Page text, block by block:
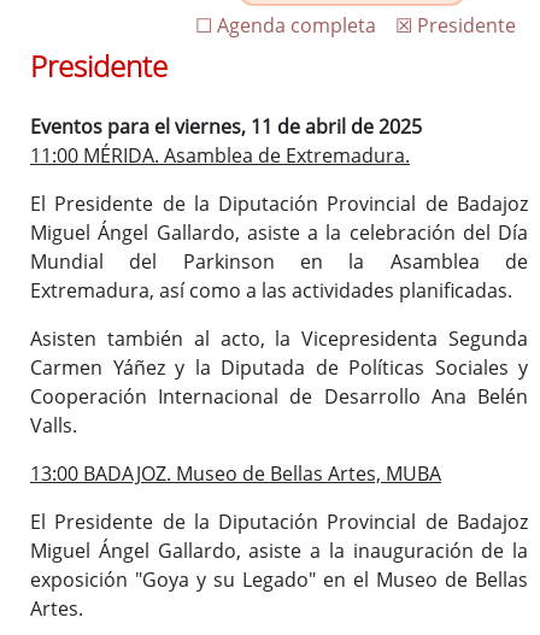
☒ Presidente
☐ Agenda completa
Presidente
Eventos para el viernes, 11 de abril de 2025
11:00 MÉRIDA. Asamblea de Extremadura.
El Presidente de la Diputación Provincial de Badajoz
Miguel Ángel Gallardo, asiste a la celebración del Día
Mundial del Parkinson en la Asamblea de
Extremadura, así como a las actividades planificadas.
Asisten también al acto, la Vicepresidenta Segunda
Carmen Yáñez y la Diputada de Políticas Sociales y
Cooperación Internacional de Desarrollo Ana Belén
Valls.
13:00 BADAJOZ. Museo de Bellas Artes, MUBA
El Presidente de la Diputación Provincial de Badajoz
Miguel Ángel Gallardo, asiste a la inauguración de la
exposición "Goya y su Legado" en el Museo de Bellas
Artes.